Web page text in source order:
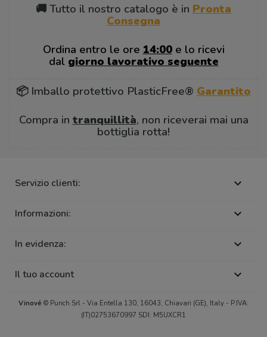
🚚 Tutto il nostro catalogo è in Pronta
Consegna
Ordina entro le ore 14:00e lo ricevi
dal giorno lavorativo seguente
📦 Imballo protettivo PlasticFree® Garantito
Compra in tranquillità, non riceverai mai una
bottiglia rotta!
Servizio clienti: 
Informazioni: 
In evidenza: 
Il tuo account 
Vinové © Punch Srl - Via Entella 130, 16043, Chiavari (GE), Italy - P.IVA:
(IT)02753670997 SDI: M5UXCR1